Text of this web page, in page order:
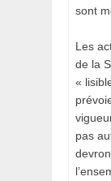
sont
Les
de la
«
pas